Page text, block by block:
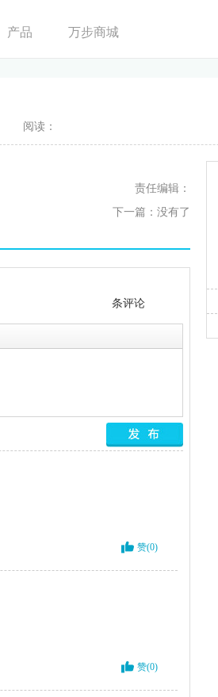
产品 万步商城
阅读：
责任编辑：
下一篇：没有了
条评论
赞(0)
赞(0)